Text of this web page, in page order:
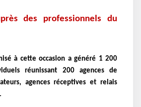
des professionnels du
à cette occasion a généré 1 200
réunissant 200 agences de
agences réceptives et relais